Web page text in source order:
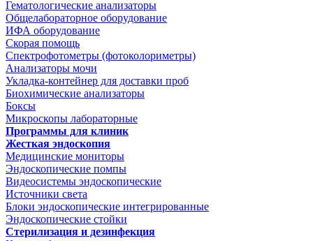
Гематологические анализаторы
Общелабораторное оборудование
ИФА оборудование
Скорая помощь
Спектрофотометры (фотоколориметры)
Анализаторы мочи
Укладка-контейнер для доставки проб
Биохимические анализаторы
Боксы
Микроскопы лабораторные
Программы для клиник
Жесткая эндоскопия
Медицинские мониторы
Эндоскопические помпы
Видеосистемы эндоскопические
Источники света
Блоки эндоскопические интегрированные
Эндоскопические стойки
Стерилизация и дезинфекция